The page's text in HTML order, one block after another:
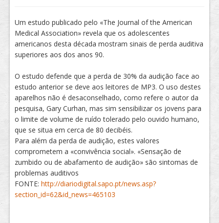
Um estudo publicado pelo «The Journal of the American
Medical Association» revela que os adolescentes
americanos desta década mostram sinais de perda auditiva
superiores aos dos anos 90.
O estudo defende que a perda de 30% da audição face ao
estudo anterior se deve aos leitores de MP3. O uso destes
aparelhos não é desaconselhado, como refere o autor da
pesquisa, Gary Curhan, mas sim sensibilizar os jovens para
o limite de volume de ruído tolerado pelo ouvido humano,
que se situa em cerca de 80 decibéis.
Para além da perda de audição, estes valores
comprometem a «convivência social». «Sensação de
zumbido ou de abafamento de audição» são sintomas de
problemas auditivos
FONTE: http://diariodigital.sapo.pt/news.asp?
section_id=62&id_news=465103